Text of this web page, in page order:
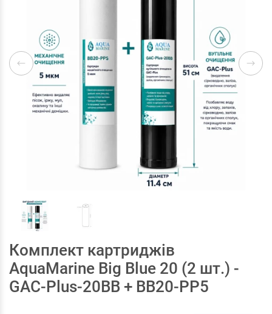
Комплект картриджів
AquaMarine Big Blue 20 (2 шт.) -
GAC-Plus-20BB + BB20-PP5